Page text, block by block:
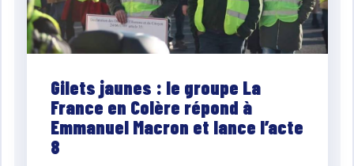
Gilets jaunes : le groupe La
France en Colère répond à
Emmanuel Macron et lance l’acte
8